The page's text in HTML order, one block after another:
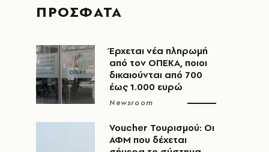
ΠΡΟΣΦΑΤΑ
Έρχεται νέα πληρωμή
από τον ΟΠΕΚΑ, ποιοι
δικαιούνται από 700
έως 1.000 ευρώ
Newsroom
Voucher Τουρισμού: Οι
ΑΦΜ που δέχεται